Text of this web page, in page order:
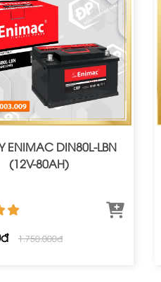
ENIMAC DIN80L-LBN
(12V-80AH)
1.750.000đ